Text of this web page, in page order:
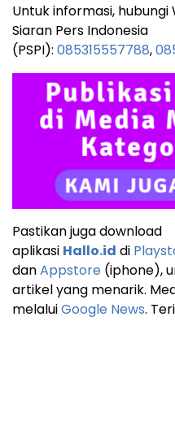
Untuk informasi,
Siaran Pers Indonesia
(PSPI): 085315557788,
Pastikan juga download
aplikasi Hallo.id di
danAppstore (iphone),
artikel yang menarik.
melaluiGoogle News.